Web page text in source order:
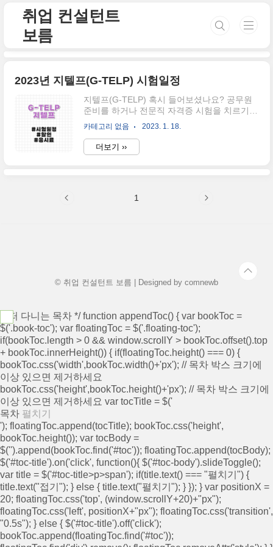
취업 컨설턴트
보름
2023년 지텔프(G-TELP) 시험일정
지텔프(G-TELP) 혹시 들어보셨나요? 공무원
준비를 하거나 전문직 자격증 시험을 치르기
전에 공인어학점수로 대체되며 지텔프나 토익
을 취득하시는 분들이 많아지셨는데요. 올해
공무원 혹은 전문직 시험을 응시하려는 분들을
위해 지텔프(G-TELP) 시험일정을 공유하고자
기시험), G-TELP Speaking(말하기능력시
카테고리 없음 2023. 1. 18.
더보기 ››
1
© 취업 컨설턴트 보름 | Designed by comnewb
/* 떠 다니는 목차 */ function appendToc() { var bookToc =
$('.book-toc'); var floatingToc = $('.floating-toc');
if(bookToc.length > 0 && window.scrollY > bookToc.offset().top
+ bookToc.innerHeight()) { if(floatingToc.height() === 0) {
bookToc.css('width',bookToc.width()+'px'); // 목차 박스 크기에
이상 있으면 제거하세요
bookToc.css('height',bookToc.height()+'px'); // 목차 박스 크기에
이상 있으면 제거하세요 var tocTitle = $('
목차 펼치기
'); floatingToc.append(tocTitle); bookToc.css('height',
bookToc.height()); var tocBody =
$('').append(bookToc.find('#toc')); floatingToc.append(tocBody);
$('#toc-title').on('click', function(){ $('#toc-body').slideToggle();
var title = $('#toc-title>p>span'); if(title.text() === "펼치기") {
title.text("접기"); } else { title.text("펼치기"); } }); } var positionX =
20; floatingToc.css('top', (window.scrollY+20)+"px");
floatingToc.css('left', positionX+"px"); floatingToc.css('transition',
"0.5s"); } else { $('#toc-title').off('click');
bookToc.append(floatingToc.find('#toc'));